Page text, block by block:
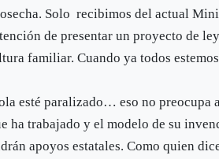
Solo recibimos del actual
de presentar un proyecto de
familiar. Cuando ya todos
esté paralizado… eso no
ha trabajado y el modelo de su
apoyos estatales. Como quien